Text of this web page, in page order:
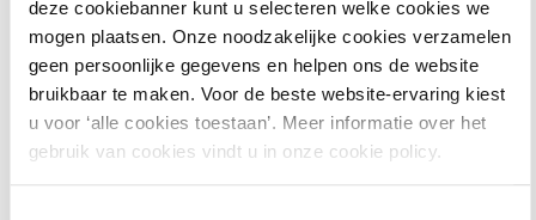
deze cookiebanner kunt u selecteren welke cookies we
mogen plaatsen. Onze noodzakelijke cookies verzamelen
geen persoonlijke gegevens en helpen ons de website
bruikbaar te maken. Voor de beste website-ervaring kiest
u voor ‘alle cookies toestaan’. Meer informatie over het
gebruik van cookies vindt u in onze cookie policy.
Materiaal
Digitale hand-outs en eventueel aanvullend digitaal
materiaal